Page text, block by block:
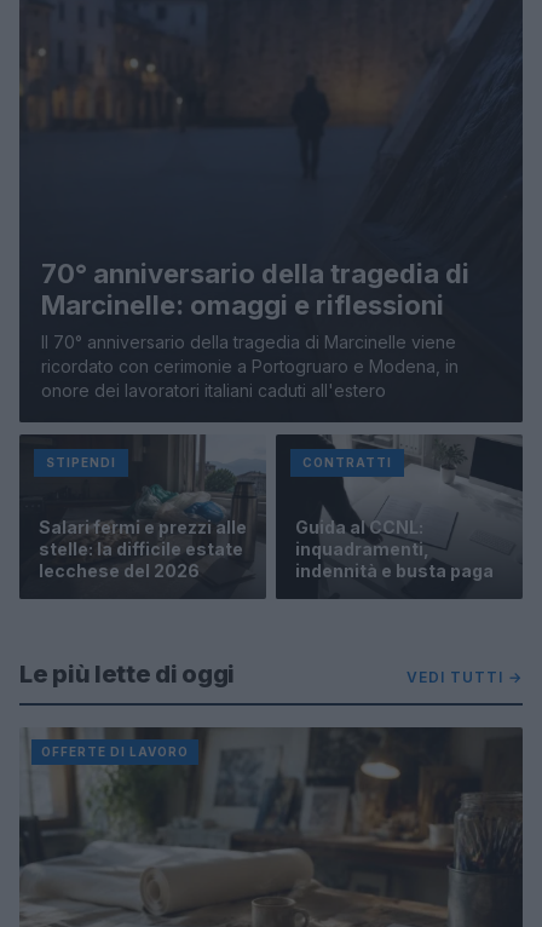
70° anniversario della tragedia di
Marcinelle: omaggi e riflessioni
Il 70° anniversario della tragedia di Marcinelle viene
ricordato con cerimonie a Portogruaro e Modena, in
onore dei lavoratori italiani caduti all'estero
STIPENDI
Salari fermi e prezzi alle
stelle: la difficile estate
lecchese del 2026
CONTRATTI
Guida al CCNL:
inquadramenti,
indennità e busta paga
Le più lette di oggi VEDI TUTTI →
OFFERTE DI LAVORO